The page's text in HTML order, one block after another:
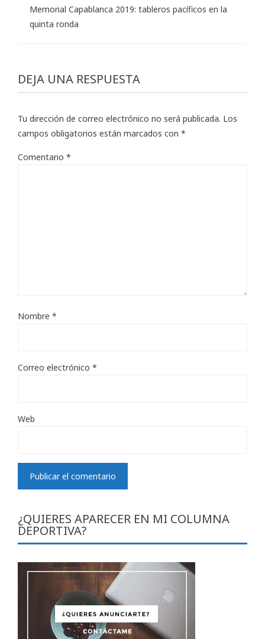
Memorial Capablanca 2019: tableros pacíficos en la
quinta ronda
DEJA UNA RESPUESTA
Tu dirección de correo electrónico no será publicada. Los
campos obligatorios están marcados con *
Comentario *
Nombre *
Correo electrónico *
Web
¿QUIERES APARECER EN MI COLUMNA
DEPORTIVA?